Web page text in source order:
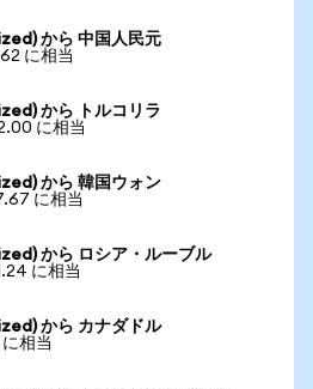
から 中国人民元
に相当
から トルコリラ
に相当
から 韓国ウォン
に相当
から ロシア・ルーブル
に相当
から カナダドル
相当